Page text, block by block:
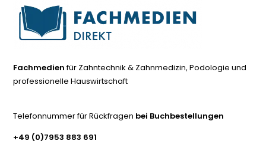
Fachmedienfür Zahntechnik & Zahnmedizin, Podologie und
professionelle Hauswirtschaft
Telefonnummer für Rückfragen bei Buchbestellungen
+49 (0)7953 883 691